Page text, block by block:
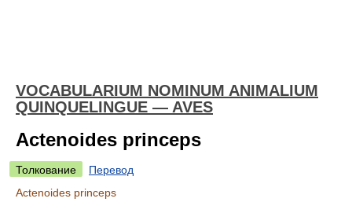
VOCABULARIUM NOMINUM ANIMALIUM
QUINQUELINGUE — AVES
Actenoides princeps
Толкование
Перевод
Actenoides princeps